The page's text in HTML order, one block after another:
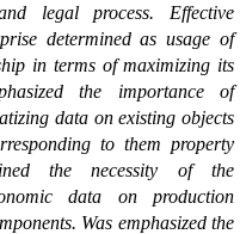
legal process. Effective
determined as usage of
in terms of maximizing its
the importance of
data on existing objects
to them property
the necessity of the
data on production
Was emphasized the